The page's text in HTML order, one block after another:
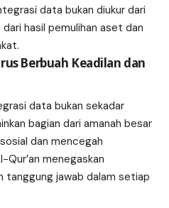
data bukan diukur dari
hasil pemulihan aset dan
Berbuah Keadilan dan
data bukan sekadar
bagian dari amanah besar
dan mencegah
Qur’an menegaskan
tanggung jawab dalam setiap